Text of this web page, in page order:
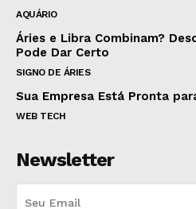
AQUÁRIO
Áries e Libra Combinam?
Pode Dar Certo
SIGNO DE ÁRIES
Sua Empresa Está Pronta
WEB TECH
Newsletter